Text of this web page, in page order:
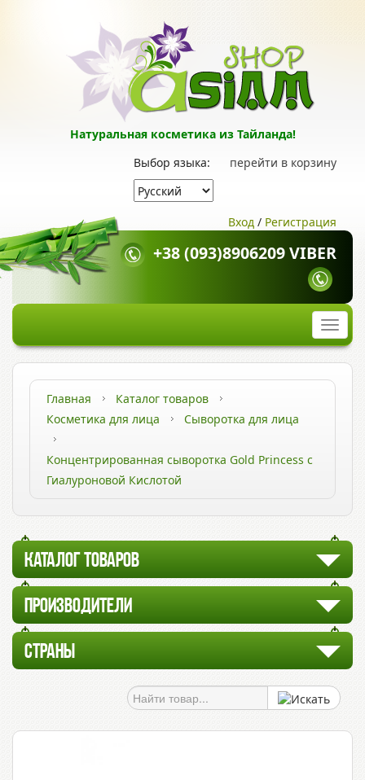
Натуральная косметика из Тайланда!
перейти в корзину
Выбор языка:
Вход / Регистрация
+38 (093)8906209 VIBER
Главная
Каталог товаров
Косметика для лица
Сыворотка для лица
Концентрированная сыворотка Gold Princess с
Гиалуроновой Кислотой
КАТАЛОГ ТОВАРОВ
ПРОИЗВОДИТЕЛИ
СТРАНЫ